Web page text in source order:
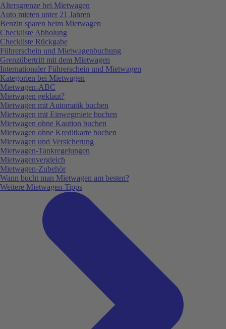
Altersgrenze bei Mietwagen
Auto mieten unter 21 Jahren
Benzin sparen beim Mietwagen
Checkliste Abholung
Checkliste Rückgabe
Führerschein und Mietwagenbuchung
Grenzübertritt mit dem Mietwagen
Internationaler Führerschein und Mietwagen
Kategorien bei Mietwagen
Mietwagen-ABC
Mietwagen geklaut?
Mietwagen mit Automatik buchen
Mietwagen mit Einwegmiete buchen
Mietwagen ohne Kaution buchen
Mietwagen ohne Kreditkarte buchen
Mietwagen und Versicherung
Mietwagen-Tankregelungen
Mietwagenvergleich
Mietwagen-Zubehör
Wann bucht man Mietwagen am besten?
Weitere Mietwagen-Tipps